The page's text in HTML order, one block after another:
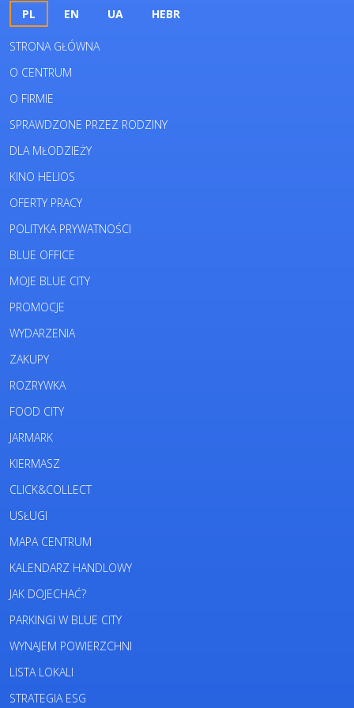
PL EN UA HEBR
STRONA GŁÓWNA
O CENTRUM
O FIRMIE
SPRAWDZONE PRZEZ RODZINY
DLA MŁODZIEŻY
KINO HELIOS
OFERTY PRACY
POLITYKA PRYWATNOŚCI
BLUE OFFICE
MOJE BLUE CITY
PROMOCJE
WYDARZENIA
ZAKUPY
ROZRYWKA
FOOD CITY
JARMARK
KIERMASZ
CLICK&COLLECT
USŁUGI
MAPA CENTRUM
KALENDARZ HANDLOWY
JAK DOJECHAĆ?
PARKINGI W BLUE CITY
WYNAJEM POWIERZCHNI
LISTA LOKALI
STRATEGIA ESG